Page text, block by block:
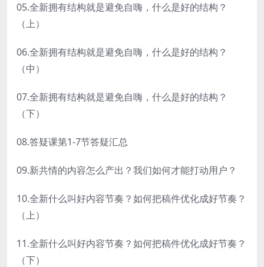
05.全新拥有结构就是避免自嗨，什么是好的结构？
（上）
06.全新拥有结构就是避免自嗨，什么是好的结构？
（中）
07.全新拥有结构就是避免自嗨，什么是好的结构？
（下）
08.答疑课第1-7节答疑汇总
09.新共情的内容怎么产出？我们如何才能打动用户？
10.全新什么叫好内容节奏？如何把稿件优化成好节奏？
（上）
11.全新什么叫好内容节奏？如何把稿件优化成好节奏？
（下）